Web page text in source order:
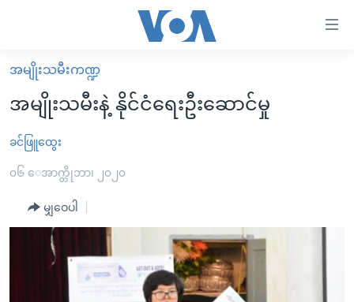
လွယ်ကူ
စေ
Link
များ
အကြောင်းအရာ
မူလစာမျက်နှာ
မြန်မာ
ကမ္ဘာ့သတင်းများ
နိုင်ငံတကာ
တရုတ်
အစ္စရေး-ပါလက်စတိုင်း
ဗွီဒီယို
ရပ်ဝန်းတခု လမ်းတခု အလွန်
အင်္ဂလိပ်စာလေ့လာမယ်
အမေရိကန်သုံးအီဒီယံ
အပတ်စဉ်ကဏ္ဍများ
အမျိုးသမီးကဏ္ဍ
အမျိုးသမီးနဲ့ နိုင်ငံရေးဦးဆောင်မှု
ခင်ဖြူထွေး
၀၆ ေအာက္တိုဘာ၊ ၂၀၂၀
မျှဝေပါ